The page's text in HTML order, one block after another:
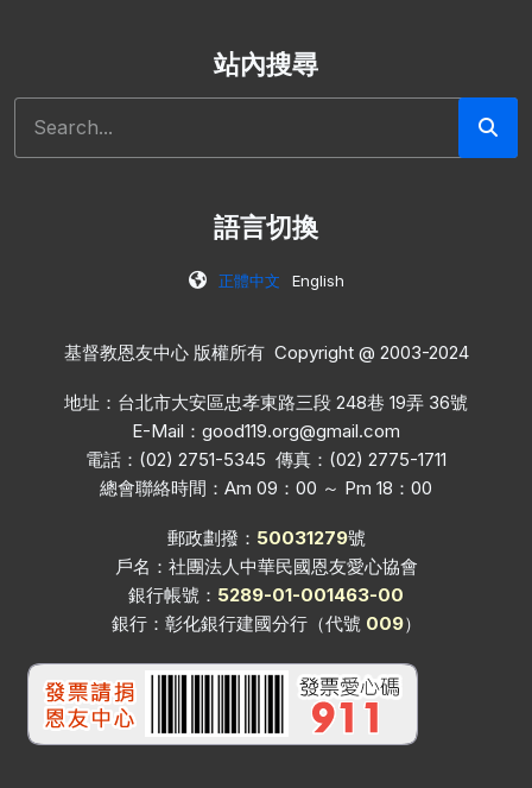
站內搜尋
語言切換
正體中文 English
基督教恩友中心 版權所有 Copyright @ 2003-2024
地址：台北市大安區忠孝東路三段 248巷 19弄 36號
E-Mail： good119.org@gmail.com
電話：(02) 2751-5345 傳真：(02) 2775-1711
總會聯絡時間：Am 09：00 ～ Pm 18：00
郵政劃撥： 50031279號
戶名：社團法人中華民國恩友愛心協會
銀行帳號： 5289-01-001463-00
銀行：彰化銀行建國分行（代號 009）